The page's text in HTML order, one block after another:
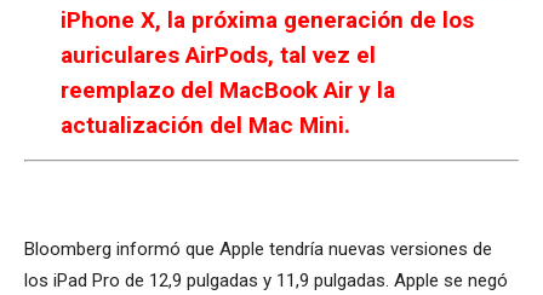
iPhone X, la próxima generación de los
auriculares AirPods, tal vez el
reemplazo del MacBook Air y la
actualización del Mac Mini.
Bloomberg informó que Apple tendría nuevas versiones de
los iPad Pro de 12,9 pulgadas y 11,9 pulgadas. Apple se negó